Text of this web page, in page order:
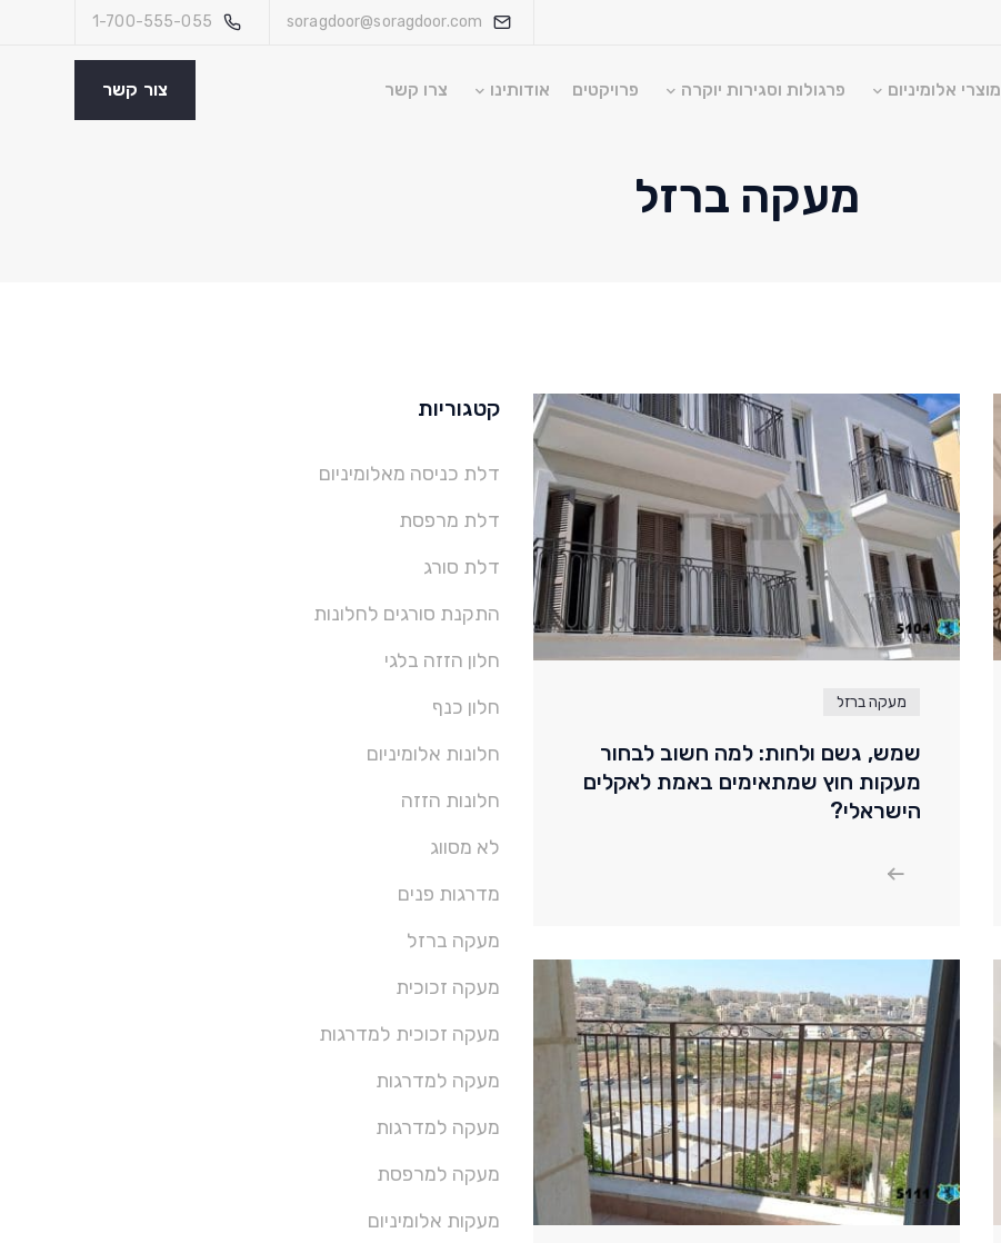
1-700-555-055 soragdoor@soragdoor.com
מוצרי אלומיניום פרגולות וסגירות יוקרה פרויקטים אודותינו צרו קשר צור קשר
מעקה ברזל
מעקה ברזל
שמש, גשם ולחות: למה חשוב לבחור
מעקות חוץ שמתאימים באמת לאקלים
הישראלי?
קטגוריות
דלת כניסה מאלומיניום
דלת מרפסת
דלת סורג
התקנת סורגים לחלונות
חלון הזזה בלגי
חלון כנף
חלונות אלומיניום
חלונות הזזה
לא מסווג
מדרגות פנים
מעקה ברזל
מעקה זכוכית
מעקה זכוכית למדרגות
מעקה למדרגות
מעקה למדרגות
מעקה למרפסת
מעקות אלומיניום